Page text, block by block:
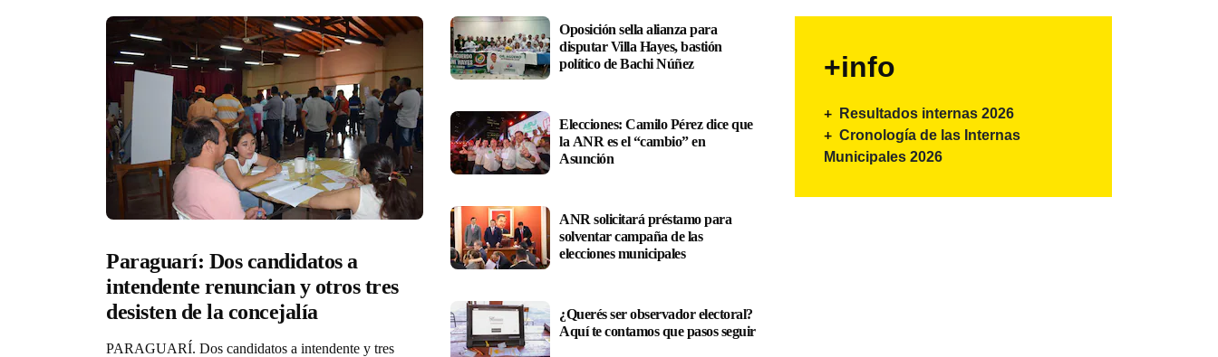
Paraguarí: Dos candidatos a
intendente renuncian y otros tres
desisten de la concejalía
PARAGUARÍ. Dos candidatos a intendente y tres
Oposición sella alianza para
disputar Villa Hayes, bastión
político de Bachi Núñez
Elecciones: Camilo Pérez dice que
la ANR es el “cambio” en
ANR solicitará préstamo para
solventar campaña de las
elecciones municipales
¿Querés ser observador electoral?
Aquí te contamos que pasos seguir
+info
Resultados internas 2026
Cronología de las Internas
Municipales 2026